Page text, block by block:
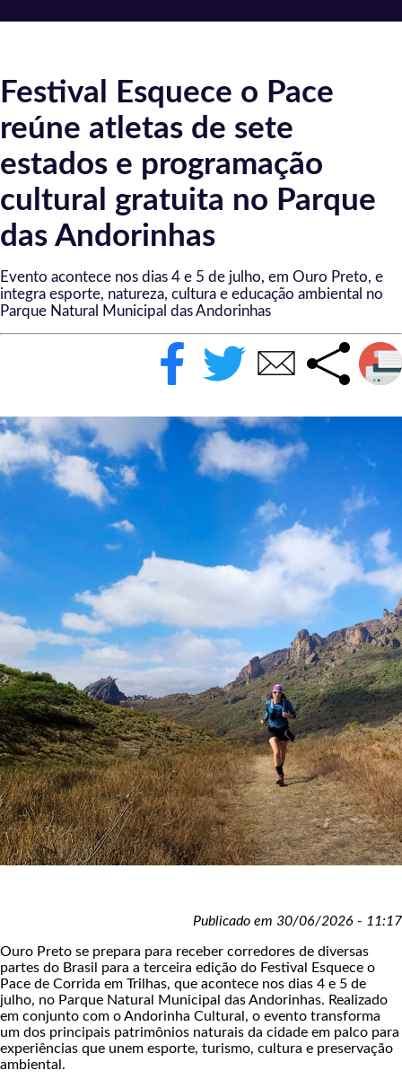
Festival Esquece o Pace
reúne atletas de sete
estados e programação
cultural gratuita no Parque
das Andorinhas
Evento acontece nos dias 4 e 5 de julho, em Ouro Preto, e
integra esporte, natureza, cultura e educação ambiental no
Parque Natural Municipal das Andorinhas
Publicado em 30/06/2026 - 11:17
Ouro Preto se prepara para receber corredores de diversas
partes do Brasil para a terceira edição do Festival Esquece o
Pace de Corrida em Trilhas, que acontece nos dias 4 e 5 de
julho, no Parque Natural Municipal das Andorinhas. Realizado
em conjunto com o Andorinha Cultural, o evento transforma
um dos principais patrimônios naturais da cidade em palco para
experiências que unem esporte, turismo, cultura e preservação
ambiental.